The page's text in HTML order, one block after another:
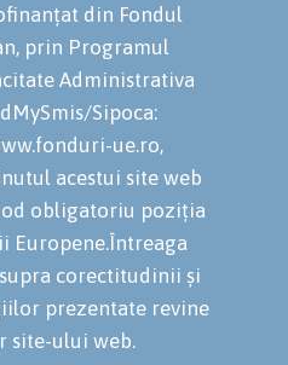
din Fondul
prin Programul
Administrativa
Sipoca:
ue.ro,
acestui site web
obligatoriu poziția
Europene.Întreaga
corectitudinii și
prezentate revine
site-ului web.